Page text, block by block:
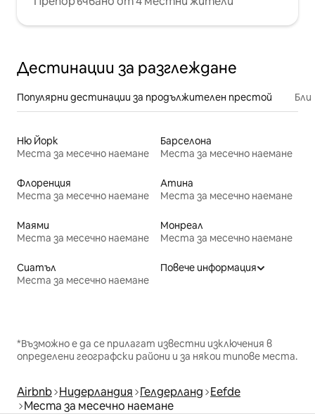
Дестинации за разглеждане
Популярни дестинации за продължителен престой
Ню Йорк
Места за месечно наемане
Барселона
Места за месечно наемане
Флоренция
Места за месечно наемане
Атина
Места за месечно наемане
Маями
Места за месечно наемане
Монреал
Места за месечно наемане
Сиатъл
Места за месечно наемане
Повече информация
*Възможно е да се прилагат известни изключения в
определени географски райони и за някои типове места.
Airbnb Нидерландия Гелдерланд Eefde
Места за месечно наемане